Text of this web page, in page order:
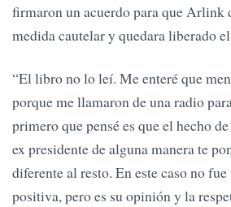
firmaron un acuerdo para que Arlink
medida cautelar y quedara liberado
“El libro no lo leí. Me enteré que
porque me llamaron de una radio
primero que pensé es que el hecho
ex presidente de alguna manera te
diferente al resto. En este caso no
positiva, pero es su opinión y la